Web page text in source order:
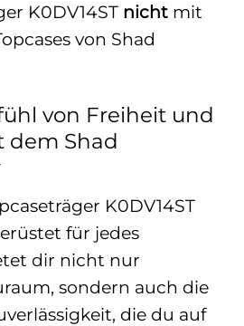
K0DV14ST nicht mit
von Shad
von Freiheit und
dem Shad
K0DV14ST
für jedes
dir nicht nur
sondern auch die
die du auf